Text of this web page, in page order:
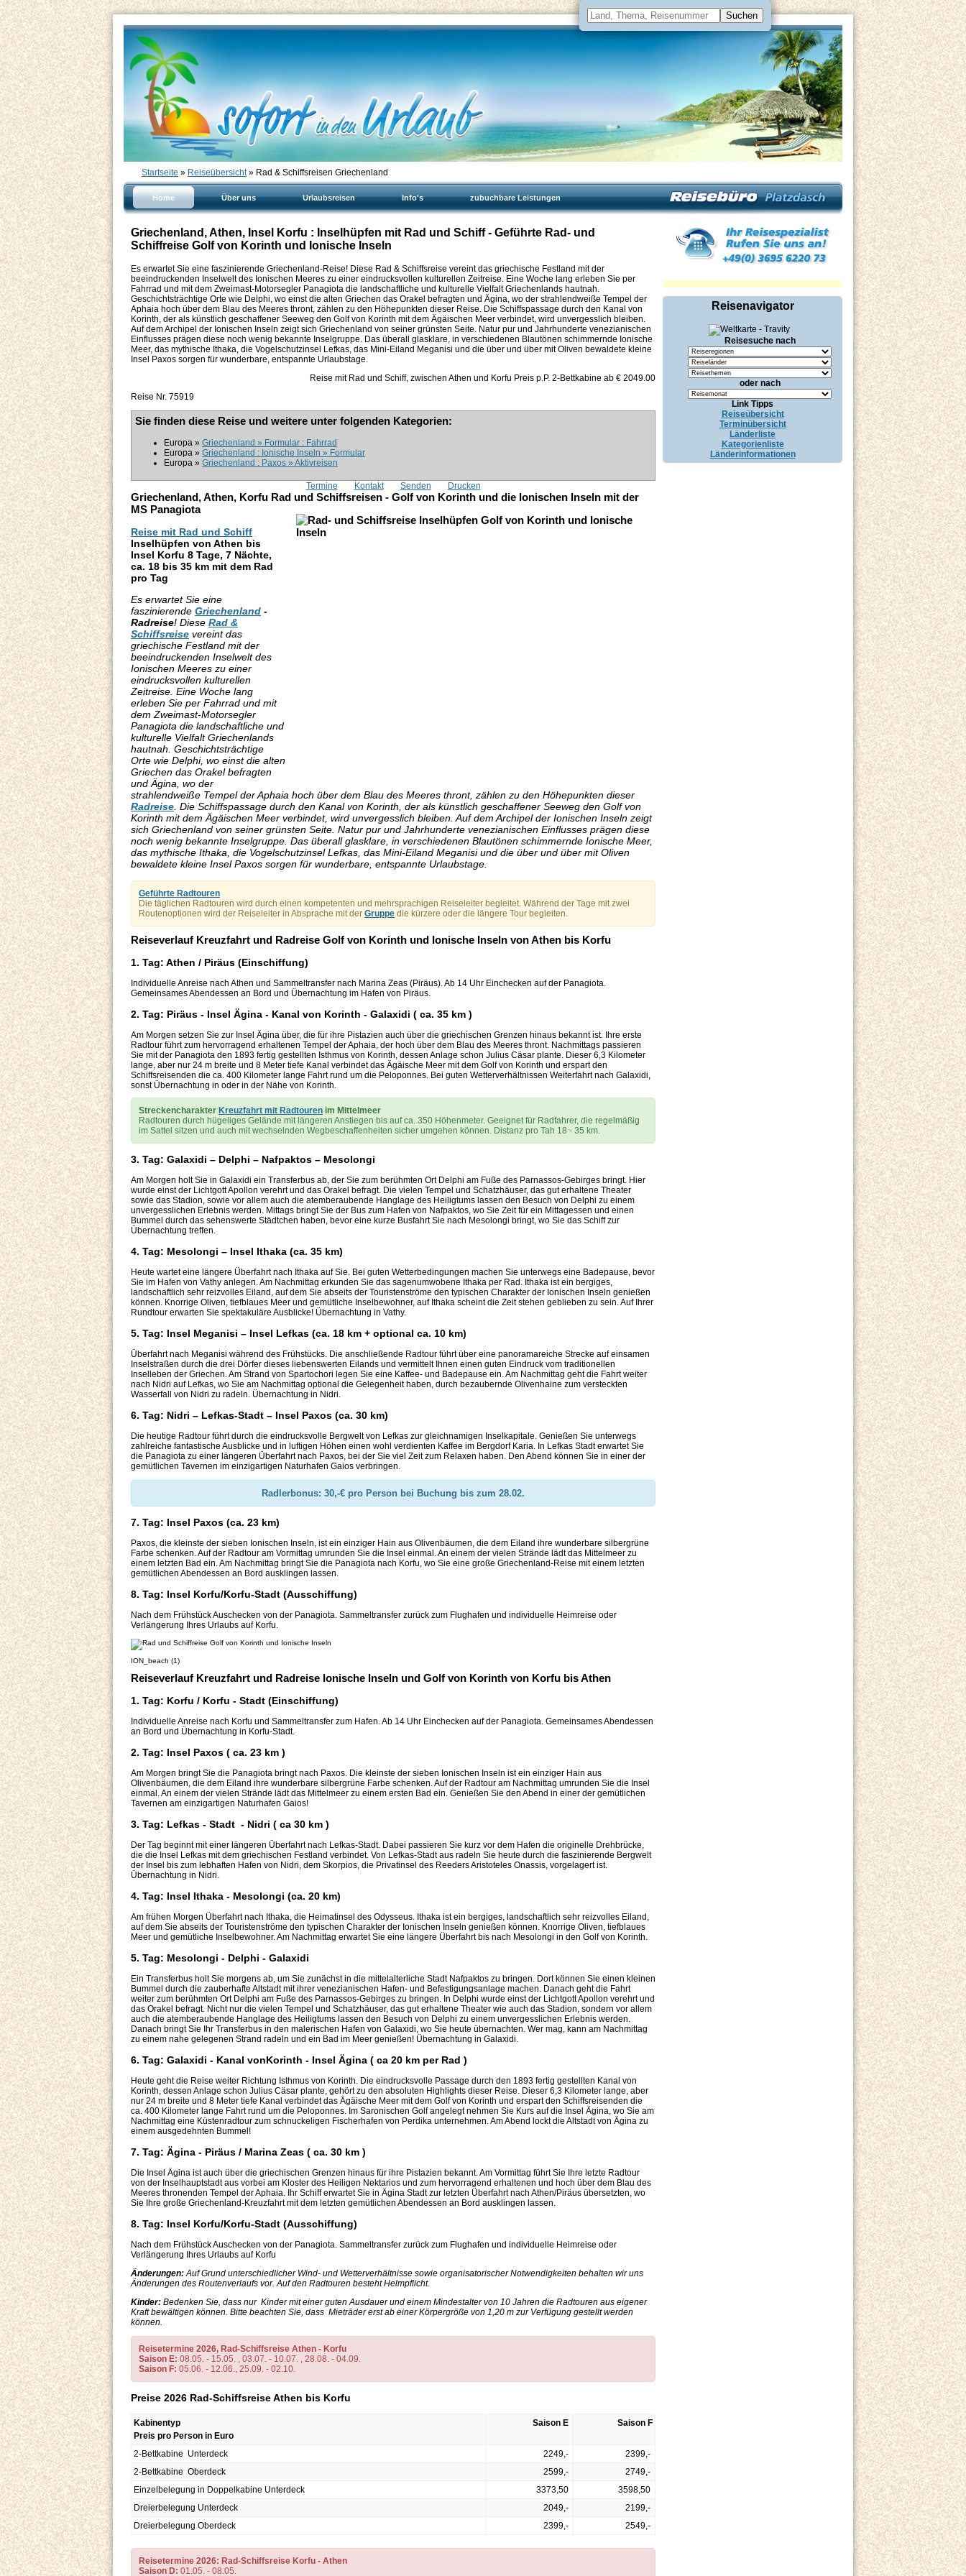
Startseite » Reiseübersicht» Rad & Schiffsreisen Griechenland
Home Über uns Urlaubsreisen Info's zubuchbare Leistungen
Griechenland, Athen, Insel Korfu : Inselhüpfen mit Rad und Schiff - Geführte Rad- und
Schiffreise Golf von Korinth und Ionische Inseln
Es erwartet Sie eine faszinierende Griechenland-Reise! Diese Rad & Schiffsreise vereint das griechische Festland mit der
beeindruckenden Inselwelt des Ionischen Meeres zu einer eindrucksvollen kulturellen Zeitreise. Eine Woche lang erleben Sie per
Fahrrad und mit dem Zweimast-Motorsegler Panagiota die landschaftliche und kulturelle Vielfalt Griechenlands hautnah.
Geschichtsträchtige Orte wie Delphi, wo einst die alten Griechen das Orakel befragten und Ägina, wo der strahlendweiße Tempel der
Aphaia hoch über dem Blau des Meeres thront, zählen zu den Höhepunkten dieser Reise. Die Schiffspassage durch den Kanal von
Korinth, der als künstlich geschaffener Seeweg den Golf von Korinth mit dem Ägäischen Meer verbindet, wird unvergesslich bleiben.
Auf dem Archipel der Ionischen Inseln zeigt sich Griechenland von seiner grünsten Seite. Natur pur und Jahrhunderte venezianischen
Einflusses prägen diese noch wenig bekannte Inselgruppe. Das überall glasklare, in verschiedenen Blautönen schimmernde Ionische
Meer, das mythische Ithaka, die Vogelschutzinsel Lefkas, das Mini-Eiland Meganisi und die über und über mit Oliven bewaldete kleine
Insel Paxos sorgen für wunderbare, entspannte Urlaubstage.
Reise mit Rad und Schiff, zwischen Athen und Korfu Preis p.P. 2-Bettkabine ab € 2049.00
Reise Nr. 75919
Sie finden diese Reise und weitere unter folgenden Kategorien:
Europa » Griechenland » Formular : Fahrrad
Europa » Griechenland : Ionische Inseln » Formular
Europa » Griechenland : Paxos » Aktivreisen
Termine Kontakt Senden Drucken
Griechenland, Athen, Korfu Rad und Schiffsreisen - Golf von Korinth und die Ionischen Inseln mit der
MS Panagiota
Reise mit Rad und Schiff
Inselhüpfen von Athen bis
Insel Korfu 8 Tage, 7 Nächte,
ca. 18 bis 35 km mit dem Rad
pro Tag
Es erwartet Sie eine
faszinierende Griechenland -
Radreise! Diese Rad &
Schiffsreise vereint das
griechische Festland mit der
beeindruckenden Inselwelt des
Ionischen Meeres zu einer
eindrucksvollen kulturellen
Zeitreise. Eine Woche lang
erleben Sie per Fahrrad und mit
dem Zweimast-Motorsegler
Panagiota die landschaftliche und
kulturelle Vielfalt Griechenlands
hautnah. Geschichtsträchtige
Orte wie Delphi, wo einst die alten
Griechen das Orakel befragten
und Ägina, wo der
strahlendweiße Tempel der Aphaia hoch über dem Blau des Meeres thront, zählen zu den Höhepunkten dieser
Radreise. Die Schiffspassage durch den Kanal von Korinth, der als künstlich geschaffener Seeweg den Golf von
Korinth mit dem Ägäischen Meer verbindet, wird unvergesslich bleiben. Auf dem Archipel der Ionischen Inseln zeigt
sich Griechenland von seiner grünsten Seite. Natur pur und Jahrhunderte venezianischen Einflusses prägen diese
noch wenig bekannte Inselgruppe. Das überall glasklare, in verschiedenen Blautönen schimmernde Ionische Meer,
das mythische Ithaka, die Vogelschutzinsel Lefkas, das Mini-Eiland Meganisi und die über und über mit Oliven
bewaldete kleine Insel Paxos sorgen für wunderbare, entspannte Urlaubstage.
Geführte Radtouren
Die täglichen Radtouren wird durch einen kompetenten und mehrsprachigen Reiseleiter begleitet. Während der Tage mit zwei
Routenoptionen wird der Reiseleiter in Absprache mit der Gruppe die kürzere oder die längere Tour begleiten.
Reiseverlauf Kreuzfahrt und Radreise Golf von Korinth und Ionische Inseln von Athen bis Korfu
1. Tag: Athen / Piräus (Einschiffung)
Individuelle Anreise nach Athen und Sammeltransfer nach Marina Zeas (Piräus). Ab 14 Uhr Einchecken auf der Panagiota.
Gemeinsames Abendessen an Bord und Übernachtung im Hafen von Piräus.
2. Tag: Piräus - Insel Ägina - Kanal von Korinth - Galaxidi ( ca. 35 km )
Am Morgen setzen Sie zur Insel Ägina über, die für ihre Pistazien auch über die griechischen Grenzen hinaus bekannt ist. Ihre erste
Radtour führt zum hervorragend erhaltenen Tempel der Aphaia, der hoch über dem Blau des Meeres thront. Nachmittags passieren
Sie mit der Panagiota den 1893 fertig gestellten Isthmus von Korinth, dessen Anlage schon Julius Cäsar plante. Dieser 6,3 Kilometer
lange, aber nur 24 m breite und 8 Meter tiefe Kanal verbindet das Ägäische Meer mit dem Golf von Korinth und erspart den
Schiffsreisenden die ca. 400 Kilometer lange Fahrt rund um die Peloponnes. Bei guten Wetterverhältnissen Weiterfahrt nach Galaxidi,
sonst Übernachtung in oder in der Nähe von Korinth.
Streckencharakter Kreuzfahrt mit Radtouren im Mittelmeer
Radtouren durch hügeliges Gelände mit längeren Anstiegen bis auf ca. 350 Höhenmeter. Geeignet für Radfahrer, die regelmäßig
im Sattel sitzen und auch mit wechselnden Wegbeschaffenheiten sicher umgehen können. Distanz pro Tah 18 - 35 km.
3. Tag: Galaxidi – Delphi – Nafpaktos – Mesolongi
Am Morgen holt Sie in Galaxidi ein Transferbus ab, der Sie zum berühmten Ort Delphi am Fuße des Parnassos-Gebirges bringt. Hier
wurde einst der Lichtgott Apollon verehrt und das Orakel befragt. Die vielen Tempel und Schatzhäuser, das gut erhaltene Theater
sowie das Stadion, sowie vor allem auch die atemberaubende Hanglage des Heiligtums lassen den Besuch von Delphi zu einem
unvergesslichen Erlebnis werden. Mittags bringt Sie der Bus zum Hafen von Nafpaktos, wo Sie Zeit für ein Mittagessen und einen
Bummel durch das sehenswerte Städtchen haben, bevor eine kurze Busfahrt Sie nach Mesolongi bringt, wo Sie das Schiff zur
Übernachtung treffen.
4. Tag: Mesolongi – Insel Ithaka (ca. 35 km)
Heute wartet eine längere Überfahrt nach Ithaka auf Sie. Bei guten Wetterbedingungen machen Sie unterwegs eine Badepause, bevor
Sie im Hafen von Vathy anlegen. Am Nachmittag erkunden Sie das sagenumwobene Ithaka per Rad. Ithaka ist ein bergiges,
landschaftlich sehr reizvolles Eiland, auf dem Sie abseits der Touristenströme den typischen Charakter der Ionischen Inseln genießen
können. Knorrige Oliven, tiefblaues Meer und gemütliche Inselbewohner, auf Ithaka scheint die Zeit stehen geblieben zu sein. Auf Ihrer
Rundtour erwarten Sie spektakuläre Ausblicke! Übernachtung in Vathy.
5. Tag: Insel Meganisi – Insel Lefkas (ca. 18 km + optional ca. 10 km)
Überfahrt nach Meganisi während des Frühstücks. Die anschließende Radtour führt über eine panoramareiche Strecke auf einsamen
Inselstraßen durch die drei Dörfer dieses liebenswerten Eilands und vermittelt Ihnen einen guten Eindruck vom traditionellen
Inselleben der Griechen. Am Strand von Spartochori legen Sie eine Kaffee- und Badepause ein. Am Nachmittag geht die Fahrt weiter
nach Nidri auf Lefkas, wo Sie am Nachmittag optional die Gelegenheit haben, durch bezaubernde Olivenhaine zum versteckten
Wasserfall von Nidri zu radeln. Übernachtung in Nidri.
6. Tag: Nidri – Lefkas-Stadt – Insel Paxos (ca. 30 km)
Die heutige Radtour führt durch die eindrucksvolle Bergwelt von Lefkas zur gleichnamigen Inselkapitale. Genießen Sie unterwegs
zahlreiche fantastische Ausblicke und in luftigen Höhen einen wohl verdienten Kaffee im Bergdorf Karia. In Lefkas Stadt erwartet Sie
die Panagiota zu einer längeren Überfahrt nach Paxos, bei der Sie viel Zeit zum Relaxen haben. Den Abend können Sie in einer der
gemütlichen Tavernen im einzigartigen Naturhafen Gaios verbringen.
Radlerbonus: 30,-€ pro Person bei Buchung bis zum 28.02.
7. Tag: Insel Paxos (ca. 23 km)
Paxos, die kleinste der sieben Ionischen Inseln, ist ein einziger Hain aus Olivenbäumen, die dem Eiland ihre wunderbare silbergrüne
Farbe schenken. Auf der Radtour am Vormittag umrunden Sie die Insel einmal. An einem der vielen Strände lädt das Mittelmeer zu
einem letzten Bad ein. Am Nachmittag bringt Sie die Panagiota nach Korfu, wo Sie eine große Griechenland-Reise mit einem letzten
gemütlichen Abendessen an Bord ausklingen lassen.
8. Tag: Insel Korfu/Korfu-Stadt (Ausschiffung)
Nach dem Frühstück Auschecken von der Panagiota. Sammeltransfer zurück zum Flughafen und individuelle Heimreise oder
Verlängerung Ihres Urlaubs auf Korfu.
ION_beach (1)
Reiseverlauf Kreuzfahrt und Radreise Ionische Inseln und Golf von Korinth von Korfu bis Athen
1. Tag: Korfu / Korfu - Stadt (Einschiffung)
Individuelle Anreise nach Korfu und Sammeltransfer zum Hafen. Ab 14 Uhr Einchecken auf der Panagiota. Gemeinsames Abendessen
an Bord und Übernachtung in Korfu-Stadt.
2. Tag: Insel Paxos ( ca. 23 km )
Am Morgen bringt Sie die Panagiota bringt nach Paxos. Die kleinste der sieben Ionischen Inseln ist ein einziger Hain aus
Olivenbäumen, die dem Eiland ihre wunderbare silbergrüne Farbe schenken. Auf der Radtour am Nachmittag umrunden Sie die Insel
einmal. An einem der vielen Strände lädt das Mittelmeer zu einem ersten Bad ein. Genießen Sie den Abend in einer der gemütlichen
Tavernen am einzigartigen Naturhafen Gaios!
3. Tag: Lefkas - Stadt - Nidri ( ca 30 km )
Der Tag beginnt mit einer längeren Überfahrt nach Lefkas-Stadt. Dabei passieren Sie kurz vor dem Hafen die originelle Drehbrücke,
die die Insel Lefkas mit dem griechischen Festland verbindet. Von Lefkas-Stadt aus radeln Sie heute durch die faszinierende Bergwelt
der Insel bis zum lebhaften Hafen von Nidri, dem Skorpios, die Privatinsel des Reeders Aristoteles Onassis, vorgelagert ist.
Übernachtung in Nidri.
4. Tag: Insel Ithaka - Mesolongi (ca. 20 km)
Am frühen Morgen Überfahrt nach Ithaka, die Heimatinsel des Odysseus. Ithaka ist ein bergiges, landschaftlich sehr reizvolles Eiland,
auf dem Sie abseits der Touristenströme den typischen Charakter der Ionischen Inseln genießen können. Knorrige Oliven, tiefblaues
Meer und gemütliche Inselbewohner. Am Nachmittag erwartet Sie eine längere Überfahrt bis nach Mesolongi in den Golf von Korinth.
5. Tag: Mesolongi - Delphi - Galaxidi
Ein Transferbus holt Sie morgens ab, um Sie zunächst in die mittelalterliche Stadt Nafpaktos zu bringen. Dort können Sie einen kleinen
Bummel durch die zauberhafte Altstadt mit ihrer venezianischen Hafen- und Befestigungsanlage machen. Danach geht die Fahrt
weiter zum berühmten Ort Delphi am Fuße des Parnassos-Gebirges zu bringen. In Delphi wurde einst der Lichtgott Apollon verehrt und
das Orakel befragt. Nicht nur die vielen Tempel und Schatzhäuser, das gut erhaltene Theater wie auch das Stadion, sondern vor allem
auch die atemberaubende Hanglage des Heiligtums lassen den Besuch von Delphi zu einem unvergesslichen Erlebnis werden.
Danach bringt Sie Ihr Transferbus in den malerischen Hafen von Galaxidi, wo Sie heute übernachten. Wer mag, kann am Nachmittag
zu einem nahe gelegenen Strand radeln und ein Bad im Meer genießen! Übernachtung in Galaxidi.
6. Tag: Galaxidi - Kanal vonKorinth - Insel Ägina ( ca 20 km per Rad )
Heute geht die Reise weiter Richtung Isthmus von Korinth. Die eindrucksvolle Passage durch den 1893 fertig gestellten Kanal von
Korinth, dessen Anlage schon Julius Cäsar plante, gehört zu den absoluten Highlights dieser Reise. Dieser 6,3 Kilometer lange, aber
nur 24 m breite und 8 Meter tiefe Kanal verbindet das Ägäische Meer mit dem Golf von Korinth und erspart den Schiffsreisenden die
ca. 400 Kilometer lange Fahrt rund um die Peloponnes. Im Saronischen Golf angelegt nehmen Sie Kurs auf die Insel Ägina, wo Sie am
Nachmittag eine Küstenradtour zum schnuckeligen Fischerhafen von Perdika unternehmen. Am Abend lockt die Altstadt von Ägina zu
einem ausgedehnten Bummel!
7. Tag: Ägina - Piräus / Marina Zeas ( ca. 30 km )
Die Insel Ägina ist auch über die griechischen Grenzen hinaus für ihre Pistazien bekannt. Am Vormittag führt Sie Ihre letzte Radtour
von der Inselhauptstadt aus vorbei am Kloster des Heiligen Nektarios und zum hervorragend erhaltenen und hoch über dem Blau des
Meeres thronenden Tempel der Aphaia. Ihr Schiff erwartet Sie in Ägina Stadt zur letzten Überfahrt nach Athen/Piräus übersetzten, wo
Sie Ihre große Griechenland-Kreuzfahrt mit dem letzten gemütlichen Abendessen an Bord ausklingen lassen.
8. Tag: Insel Korfu/Korfu-Stadt (Ausschiffung)
Nach dem Frühstück Auschecken von der Panagiota. Sammeltransfer zurück zum Flughafen und individuelle Heimreise oder
Verlängerung Ihres Urlaubs auf Korfu
Änderungen:Auf Grund unterschiedlicher Wind- und Wetterverhältnisse sowie organisatorischer Notwendigkeiten behalten wir uns
Änderungen des Routenverlaufs vor. Auf den Radtouren besteht Helmpflicht.
Kinder: Bedenken Sie, dass nur Kinder mit einer guten Ausdauer und einem Mindestalter von 10 Jahren die Radtouren aus eigener
Kraft bewältigen können. Bitte beachten Sie, dass Mieträder erst ab einer Körpergröße von 1,20 m zur Verfügung gestellt werden
können.
Reisetermine 2026, Rad-Schiffsreise Athen - Korfu
Saison E: 08.05. - 15.05. , 03.07. - 10.07. , 28.08. - 04.09.
Saison F: 05.06. - 12.06., 25.09. - 02.10.
Preise 2026 Rad-Schiffsreise Athen bis Korfu
Kabinentyp
Preis pro Person in Euro
Saison E Saison F
2-Bettkabine Unterdeck 2249,-
2399,-
2-Bettkabine Oberdeck
2599,-
2749,-
Einzelbelegung in Doppelkabine Unterdeck
3373,50
3598,50
Dreierbelegung Unterdeck
2049,-
2199,-
Dreierbelegung Oberdeck
2399,- 2549,-
Reisetermine 2026: Rad-Schiffsreise Korfu - Athen
Saison D: 01.05. - 08.05.
Reisenavigator
Reisesuche nach
oder nach
Link Tipps
Reiseübersicht
Terminübersicht
Länderliste
Kategorienliste
Länderinformationen